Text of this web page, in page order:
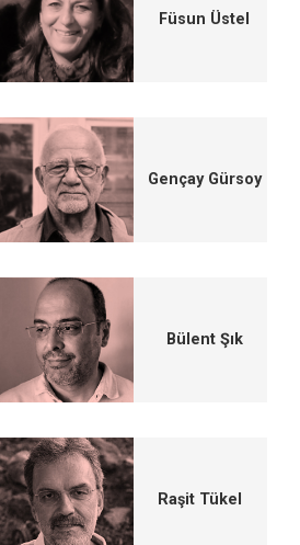
Füsun Üstel
Gençay Gürsoy
Bülent Şık
Raşit Tükel